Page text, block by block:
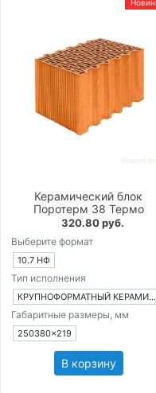
Керамический блок
Поротерм 38 Термо
320.80 руб.
Выберите формат
10.7 НФ
Тип исполнения
КРУПНОФОРМАТНЫЙ КЕРАМИЧЕСКИЙ БЛОК
Габаритные размеры, мм
250380×219
В корзину